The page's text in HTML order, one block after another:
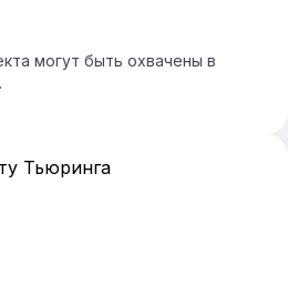
могут быть охвачены в